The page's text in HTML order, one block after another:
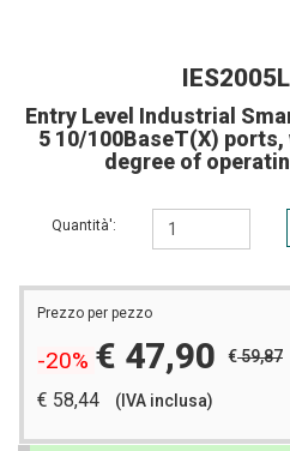
Entry Level Industrial
5 10/100BaseT(X)
degree of
Quantità':
Prezzo per pezzo
-20% € 47,90 €59,87
€ 58,44 (IVA inclusa)